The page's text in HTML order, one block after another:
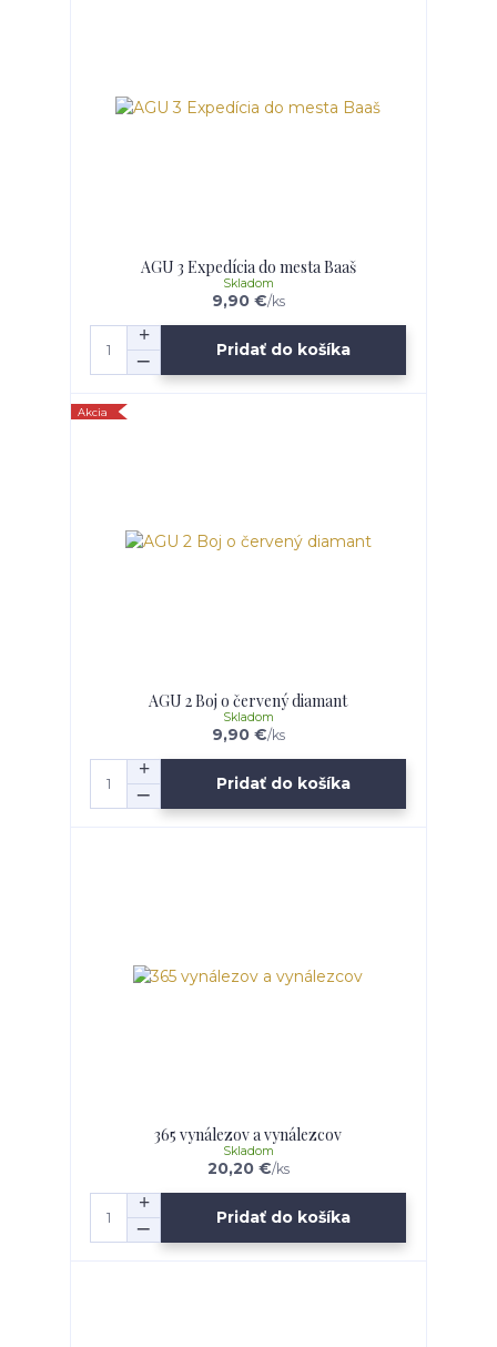
AGU 3 Expedícia do mesta Baaš
9,90 €/ks
Skladom
Pridať do košíka
Akcia
AGU 2 Boj o červený diamant
9,90 €/ks
Skladom
Pridať do košíka
365 vynálezov a vynálezcov
20,20 €/ks
Skladom
Pridať do košíka